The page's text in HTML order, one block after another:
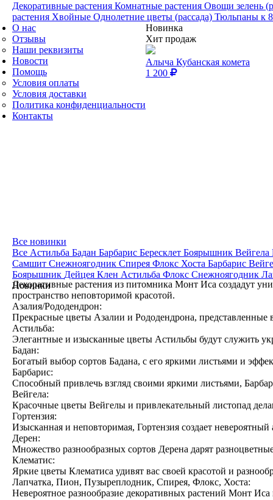
Декоративные растения Комнатные растения Овощи зелень
растения Хвойные Однолетние цветы (рассада) Тюльпаны к 8
О нас
Отзывы
Наши реквизиты
Новости
Помощь
Условия оплаты
Условия доставки
Политика конфиденциальности
Контакты
Новинка
Хит продаж
Алыча Кубанская комета
1 200
Все новинки
Все Астильба Бадан Барбарис Бересклет Боярышник Вейгела
Самшит Снежноягодник Спирея Флокс Хоста Барбарис
Боярышник Дейцея Клен Астильба Флокс Снежноягодник
Новинки
Декоративные растения из питомника Монт Иса создадут
пространство неповторимой красотой.
Азалия/Рододендрон:
Прекрасные цветы Азалии и Рододендрона,
Астильба:
Элегантные и изысканные цветы Астильбы будут служить
Бадан:
Богатый выбор сортов Бадана, с его яркими листьями и
Барбарис:
Способный привлечь взгляд своими яркими листьями,
Вейгела:
Красочные цветы Вейгелы и привлекательный листопад
Гортензия:
Изысканная и неповторимая, Гортензия создает
Дерен:
Множество разнообразных сортов Дерена дарят
Клематис:
Яркие цветы Клематиса удивят вас своей красотой и
Лапчатка, Пион, Пузыреплодник, Спирея, Флокс, Хоста:
Невероятное разнообразие декоративных растений Монт